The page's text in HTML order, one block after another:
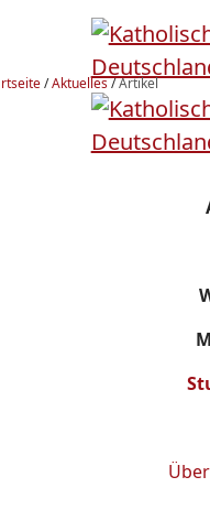
/Aktuelles/Artikel
Über